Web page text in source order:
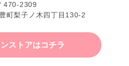
470-2309
町梨子ノ木四丁目130-2
ストアはコチラ